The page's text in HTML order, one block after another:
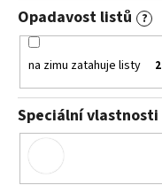
Opadavost listů ?
na zimu zatahuje listy 2
Speciální vlastnosti